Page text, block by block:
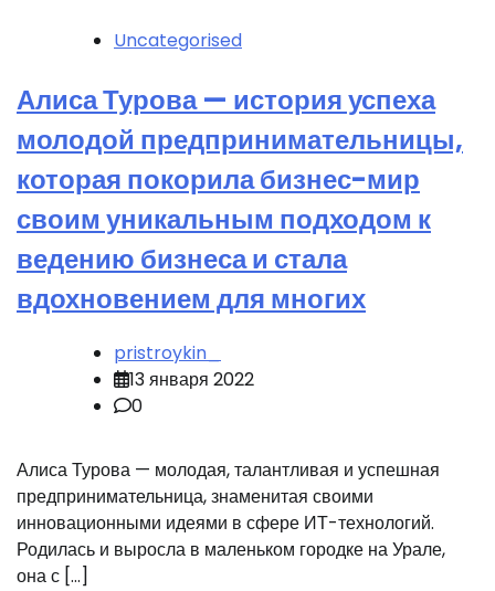
Uncategorised
Алиса Турова — история успеха
молодой предпринимательницы,
которая покорила бизнес-мир
своим уникальным подходом к
ведению бизнеса и стала
вдохновением для многих
pristroykin_
13 января 2022
0
Алиса Турова — молодая, талантливая и успешная
предпринимательница, знаменитая своими
инновационными идеями в сфере ИТ-технологий.
Родилась и выросла в маленьком городке на Урале,
она с […]